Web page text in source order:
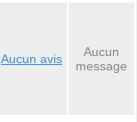
Aucun avis
Aucun
message